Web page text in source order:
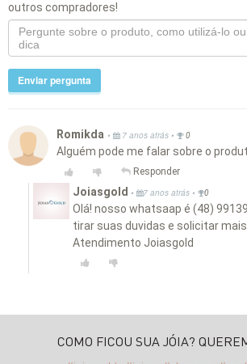
outros compradores!
Enviar pergunta
Romikda • 7 anos atrás • 0
Alguém pode me falar sobre o
Responder
Joiasgold • 7 anos atrás • 0
Olá! nosso whatsaap é (48)
tirar suas duvidas e solicitar
Atendimento Joiasgold
COMO FICOU SUA JÓIA?